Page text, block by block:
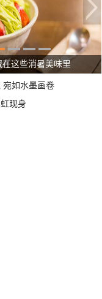
这些消暑美味里
宛如水墨画卷
现身